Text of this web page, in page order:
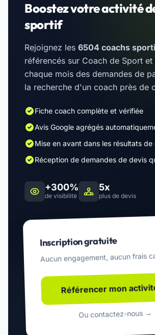
Boostez votre activité
sportif
Rejoignez les 6504 coachs
référencés sur Coach de Sport et
chaque mois des demandes de
la recherche d'un coach près de
Fiche coach complète et vérifiée
Avis Google agrégés
Mise en avant dans les résultats de
Réception de demandes de devis
+300%
de visibilité
5x
plus de devis
Inscription gratuite
Aucun engagement, aucun frais
Référencer mon
Ou contactez-nous →